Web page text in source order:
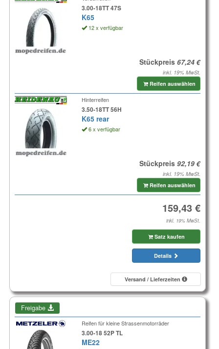
3.00-18TT 47S
K65
12 x verfügbar
Stückpreis
inkl. 19% MwSt.
Reifen auswählen
Hinterreifen
3.50-18TT 56H
K65 rear
6 x verfügbar
Stückpreis
inkl. 19% MwSt.
Reifen auswählen
inkl. 19% MwSt.
Satz kaufen
Details
Versand / Lieferzeiten
Freigabe
Reifen für kleine Strassenmotorräder
3.00-18 52P TL
ME22